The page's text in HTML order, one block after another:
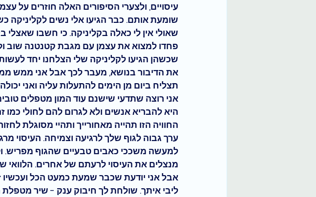
עיסויים, ולצערי הסיפורים האלה חוזרים על
שומעת אותם. כבר הגיעו אלי נשים לקליניקה
שאולי אין לי כאלה בקליניקה. כי חשבו
פחדו למצוא את עצמן עם מגבת קטנטנה שוב
שכשהן הגיעו לקליניקה שלי הצלחנו יחד
את הדיבור בנושא, מעבר לכך אבל אני ממש
תצליח ביום מן הימים להתעלות עליה ואני
אני רוצה שתדעי שישנם עוד המון מטפלים
היא להבריא אנשים ולא לגרום להם לחולי כמו
החוויה הזו תהייה מאחורייך ותהיי מסוגלת
ערך גבוה לגוף שלך לרגיעה וצמיחה. העיסוי
למעשה משככי כאבים טבעיים שהגוף מפריש.
מנצלים את העיסוי לרעתם של אחרים. הלוואי
אבל אני יודעת שכבר שמעת כמעט הכל ועכשיו
ליבי איתך. שולחת לך חיבוק ענק - שיר מטפלת